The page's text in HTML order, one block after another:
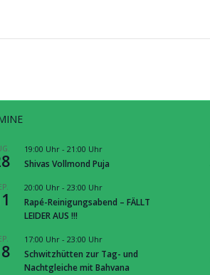
19:00 Uhr- 21:00 Uhr
Shivas Vollmond Puja
20:00 Uhr- 23:00 Uhr
Rapé-Reinigungsabend – FÄLLT
LEIDER AUS !!!
17:00 Uhr- 23:00 Uhr
Schwitzhütten zur Tag- und
Nachtgleiche mit Bahvana